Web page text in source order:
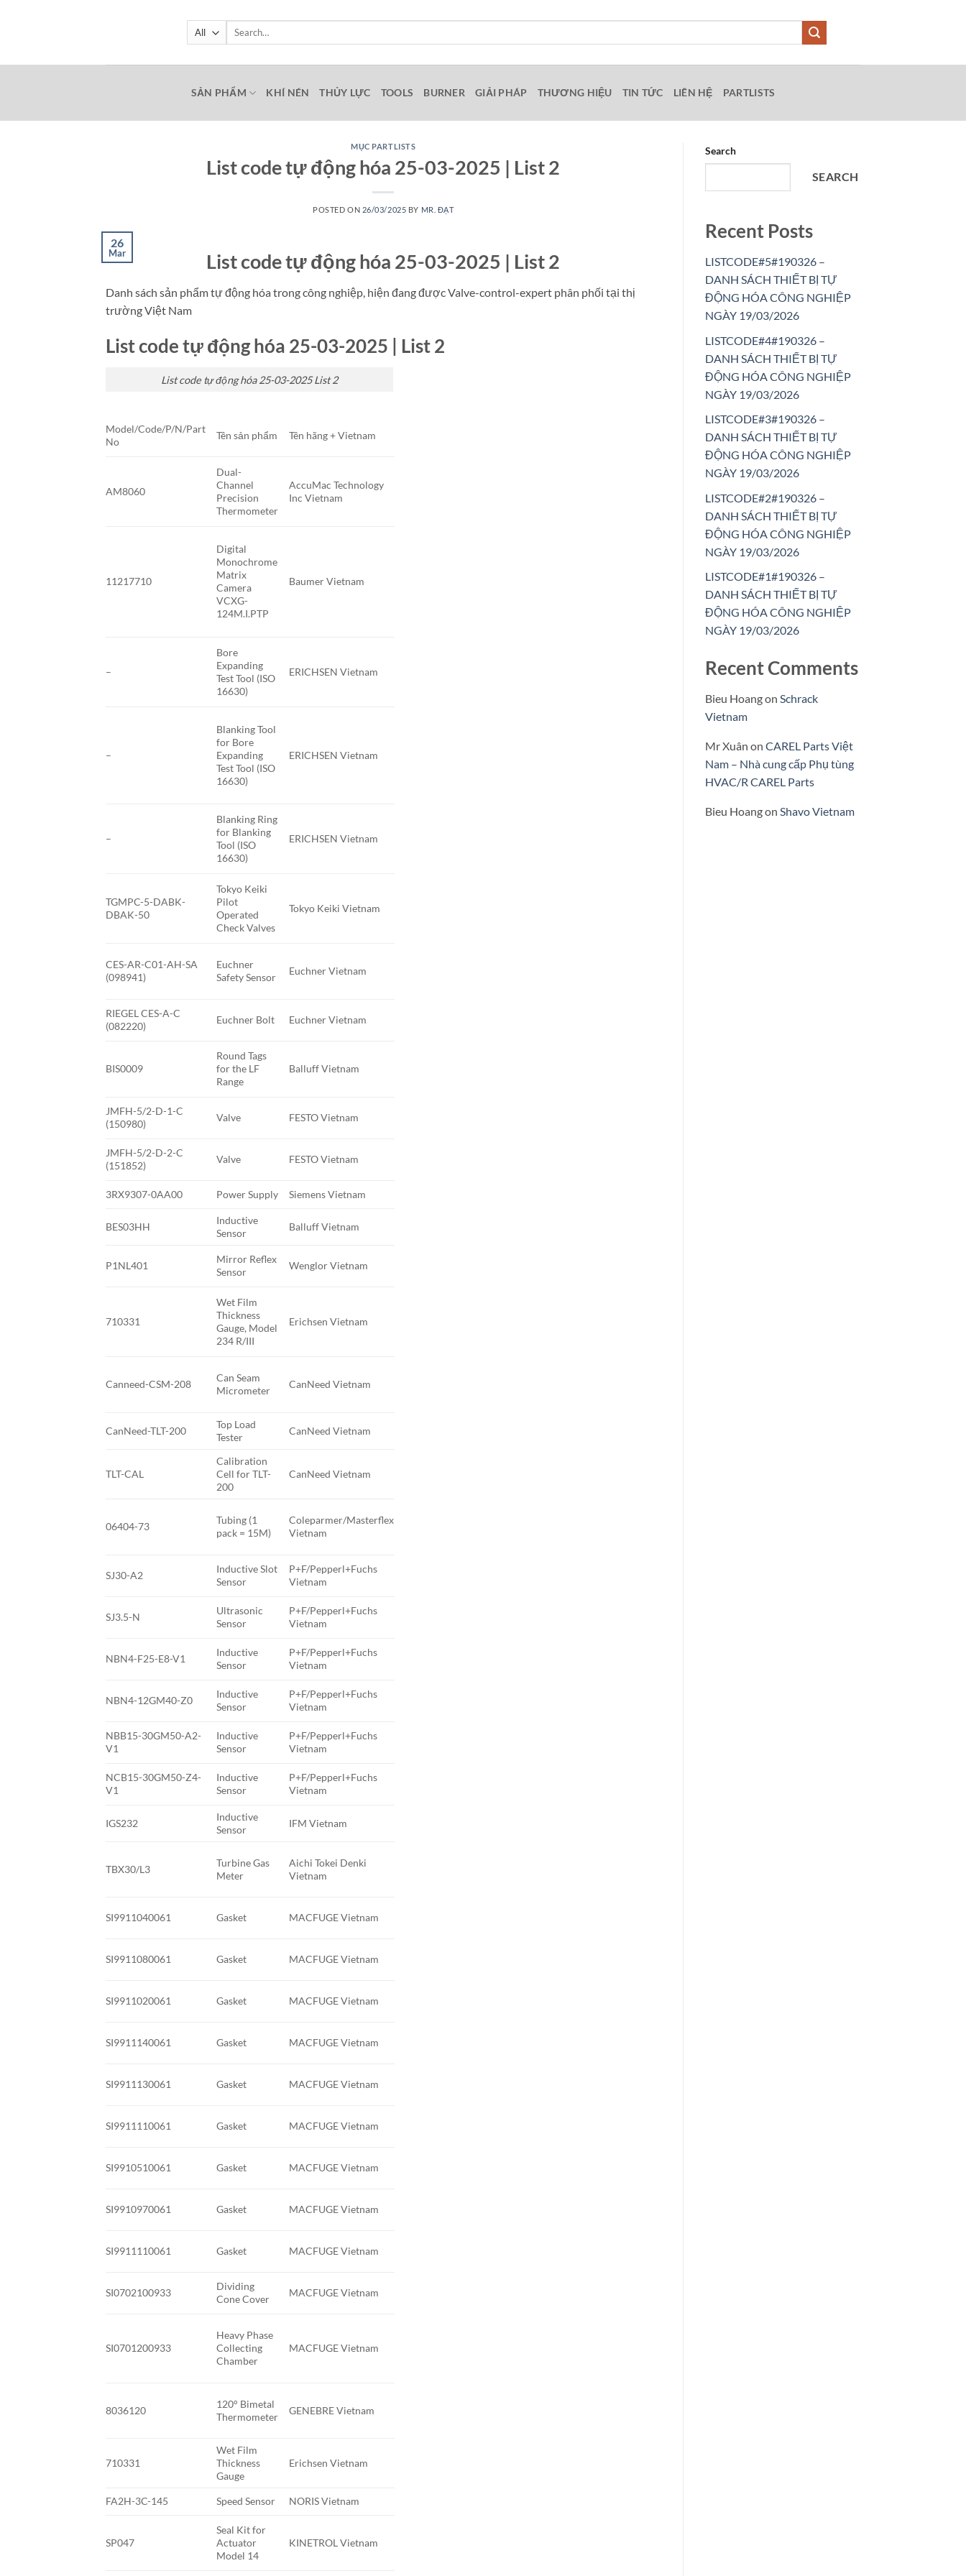
Search
SẢN PHẨM KHÍ NÉN THỦY LỰC TOOLS BURNER GIẢI PHÁP THƯƠNG HIỆU TIN TỨC LIÊN HỆ PARTLISTS
MỤC PARTLISTS
List code tự động hóa 25-03-2025 | List 2
POSTED ON 26/03/2025 BY MR. ĐẠT
26
Mar List code tự động hóa 25-03-2025 | List 2
Danh sách sản phẩm tự động hóa trong công nghiệp, hiện đang được Valve-control-expert phân phối tại thị
trường Việt Nam
List code tự động hóa 25-03-2025 | List 2
List code tự động hóa 25-03-2025 List 2
Model/Code/P/N/Part
No
Tên sản phẩm Tên hãng + Vietnam
AM8060
Dual-
Channel
Precision
Thermometer
AccuMac Technology
Inc Vietnam
11217710
Digital
Monochrome
Matrix
Camera
VCXG-
124M.I.PTP
Baumer Vietnam
–
Bore
Expanding
Test Tool (ISO
16630)
ERICHSEN Vietnam
–
Blanking Tool
for Bore
Expanding
Test Tool (ISO
16630)
ERICHSEN Vietnam
–
Blanking Ring
for Blanking
Tool (ISO
16630)
ERICHSEN Vietnam
TGMPC-5-DABK-
DBAK-50
Tokyo Keiki
Pilot
Operated
Check Valves
Tokyo Keiki Vietnam
CES-AR-C01-AH-SA
(098941)
Euchner
Safety Sensor
Euchner Vietnam
RIEGEL CES-A-C
(082220)
Euchner Bolt Euchner Vietnam
BIS0009
Round Tags
for the LF
Range
Balluff Vietnam
JMFH-5/2-D-1-C
(150980)
Valve FESTO Vietnam
JMFH-5/2-D-2-C
(151852)
Valve FESTO Vietnam
3RX9307-0AA00 Power Supply Siemens Vietnam
BES03HH
Inductive
Sensor
Balluff Vietnam
P1NL401
Mirror Reflex
Sensor
Wenglor Vietnam
710331
Wet Film
Thickness
Gauge, Model
234 R/III
Erichsen Vietnam
Canneed-CSM-208
Can Seam
Micrometer
CanNeed Vietnam
CanNeed-TLT-200
Top Load
Tester
CanNeed Vietnam
TLT-CAL
Calibration
Cell for TLT-
200
CanNeed Vietnam
06404-73
Tubing (1
pack = 15M)
Coleparmer/Masterflex
Vietnam
SJ30-A2
Inductive Slot
Sensor
P+F/Pepperl+Fuchs
Vietnam
SJ3.5-N
Ultrasonic
Sensor
P+F/Pepperl+Fuchs
Vietnam
NBN4-F25-E8-V1
Inductive
Sensor
P+F/Pepperl+Fuchs
Vietnam
NBN4-12GM40-Z0
Inductive
Sensor
P+F/Pepperl+Fuchs
Vietnam
NBB15-30GM50-A2-
V1
Inductive
Sensor
P+F/Pepperl+Fuchs
Vietnam
NCB15-30GM50-Z4-
V1
Inductive
Sensor
P+F/Pepperl+Fuchs
Vietnam
IGS232
Inductive
Sensor
IFM Vietnam
TBX30/L3
Turbine Gas
Meter
Aichi Tokei Denki
Vietnam
SI9911040061 Gasket MACFUGE Vietnam
SI9911080061 Gasket MACFUGE Vietnam
SI9911020061 Gasket MACFUGE Vietnam
SI9911140061 Gasket MACFUGE Vietnam
SI9911130061 Gasket MACFUGE Vietnam
SI9911110061 Gasket MACFUGE Vietnam
SI9910510061 Gasket MACFUGE Vietnam
SI9910970061 Gasket MACFUGE Vietnam
SI9911110061 Gasket MACFUGE Vietnam
SI0702100933
Dividing
Cone Cover
MACFUGE Vietnam
SI0701200933
Heavy Phase
Collecting
Chamber
MACFUGE Vietnam
8036120
120° Bimetal
Thermometer
GENEBRE Vietnam
710331
Wet Film
Thickness
Gauge
Erichsen Vietnam
FA2H-3C-145 Speed Sensor NORIS Vietnam
SP047
Seal Kit for
Actuator
Model 14
KINETROL Vietnam
Search
SEARCH
Recent Posts
LISTCODE#5#190326 –
DANH SÁCH THIẾT BỊ TỰ
ĐỘNG HÓA CÔNG NGHIỆP
NGÀY 19/03/2026
LISTCODE#4#190326 –
DANH SÁCH THIẾT BỊ TỰ
ĐỘNG HÓA CÔNG NGHIỆP
NGÀY 19/03/2026
LISTCODE#3#190326 –
DANH SÁCH THIẾT BỊ TỰ
ĐỘNG HÓA CÔNG NGHIỆP
NGÀY 19/03/2026
LISTCODE#2#190326 –
DANH SÁCH THIẾT BỊ TỰ
ĐỘNG HÓA CÔNG NGHIỆP
NGÀY 19/03/2026
LISTCODE#1#190326 –
DANH SÁCH THIẾT BỊ TỰ
ĐỘNG HÓA CÔNG NGHIỆP
NGÀY 19/03/2026
Recent Comments
Bieu Hoangon Schrack
Vietnam
Mr Xuân on CAREL Parts Việt
Nam – Nhà cung cấp Phụ tùng
HVAC/R CAREL Parts
Bieu Hoangon Shavo Vietnam